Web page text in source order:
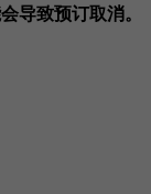
导致预订取消。